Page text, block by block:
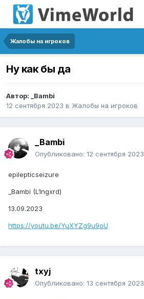
Жалобы на игроков
Ну как бы да
Автор: _Bambi
12 сентября 2023 в Жалобы на игроков
_Bambi
Опубликовано: 12 сентября 2023
epilepticseizure
_Bambi (L1ngxrd)
13.09.2023
https://youtu.be/YuXYZg9u9oU
txyj
Опубликовано: 13 сентября 2023